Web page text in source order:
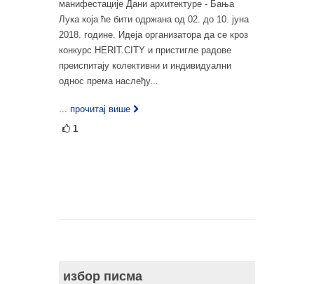
манифестације Дани архитектуре - Бања
Лука која ће бити одржана од 02. до 10. јуна
2018. године. Идеја организатора да се кроз
конкурс HERIT.CITY и пристигле радове
преиспитају колективни и индивидуални
однос према наслеђу...
... прочитај више
1
избор писма